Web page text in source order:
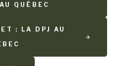
QUÉBEC
: LA DPJ AU